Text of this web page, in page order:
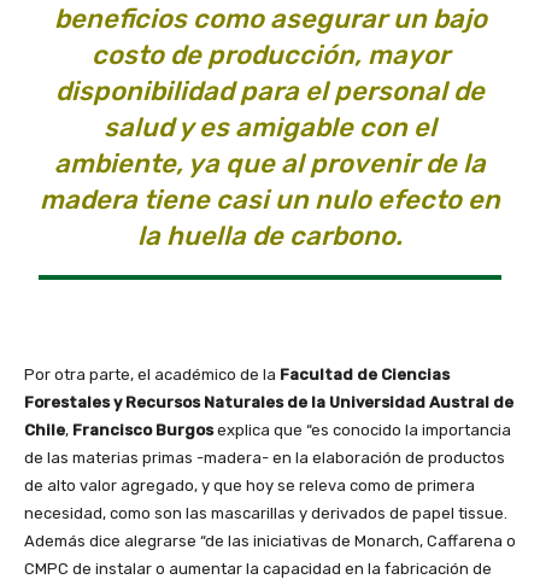
beneficios como asegurar un bajo
costo de producción, mayor
disponibilidad para el personal de
salud y es amigable con el
ambiente, ya que al provenir de la
madera tiene casi un nulo efecto en
la huella de carbono.
Por otra parte, el académico de la Facultad de Ciencias
Forestales y Recursos Naturales de la Universidad Austral de
Chile, Francisco Burgosexplica que “es conocido la importancia
de las materias primas -madera- en la elaboración de productos
de alto valor agregado, y que hoy se releva como de primera
necesidad, como son las mascarillas y derivados de papel tissue.
Además dice alegrarse “de las iniciativas de Monarch, Caffarena o
CMPC de instalar o aumentar la capacidad en la fabricación de